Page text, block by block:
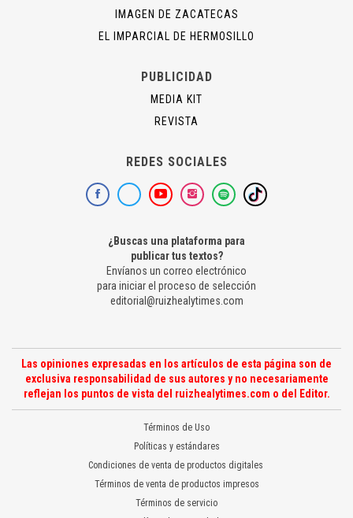
IMAGEN DE ZACATECAS
EL IMPARCIAL DE HERMOSILLO
PUBLICIDAD
MEDIA KIT
REVISTA
REDES SOCIALES
¿Buscas una plataforma para
publicar tus textos?
Envíanos un correo electrónico
para iniciar el proceso de selección
editorial@ruizhealytimes.com
Las opiniones expresadas en los artículos de esta página son de
exclusiva responsabilidad de sus autores y no necesariamente
reflejan los puntos de vista del ruizhealytimes.com o del Editor.
Términos de Uso
Políticas y estándares
Condiciones de venta de productos digitales
Términos de venta de productos impresos
Términos de servicio